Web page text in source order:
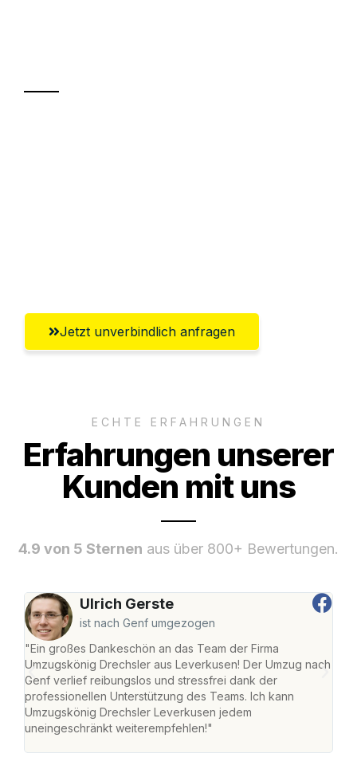
Jetzt unverbindlich anfragen
ECHTE ERFAHRUNGEN
Erfahrungen unserer
Kunden mit uns
4.9 von 5 Sternen aus über 800+ Bewertungen.
Ulrich Gerste
ist nach Genf umgezogen
"Ein großes Dankeschön an das Team der Firma
Umzugskönig Drechsler aus Leverkusen! Der Umzug nach
Genf verlief reibungslos und stressfrei dank der
professionellen Unterstützung des Teams. Ich kann
Umzugskönig Drechsler Leverkusen jedem
uneingeschränkt weiterempfehlen!"